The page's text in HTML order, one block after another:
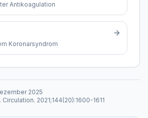
Antikoagulation
Koronarsyndrom
2025
Circulation. 2021;144(20):1600-1611